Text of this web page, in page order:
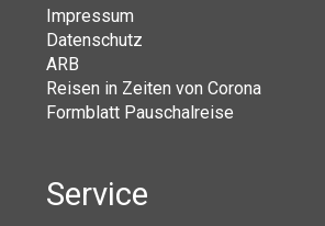
Impressum
Datenschutz
ARB
Reisen in Zeiten von Corona
Formblatt Pauschalreise
Service